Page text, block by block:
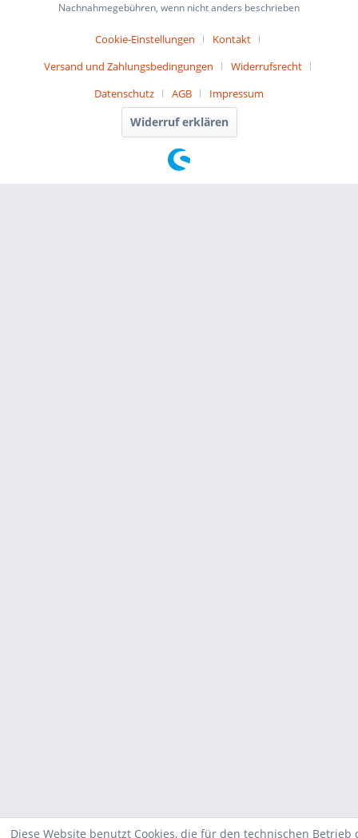
Nachnahmegebühren, wenn nicht anders beschrieben
Cookie-Einstellungen
Kontakt
Versand und Zahlungsbedingungen
Widerrufsrecht
Datenschutz
AGB Impressum
Widerruf erklären
Diese Website benutzt Cookies, die für den technischen